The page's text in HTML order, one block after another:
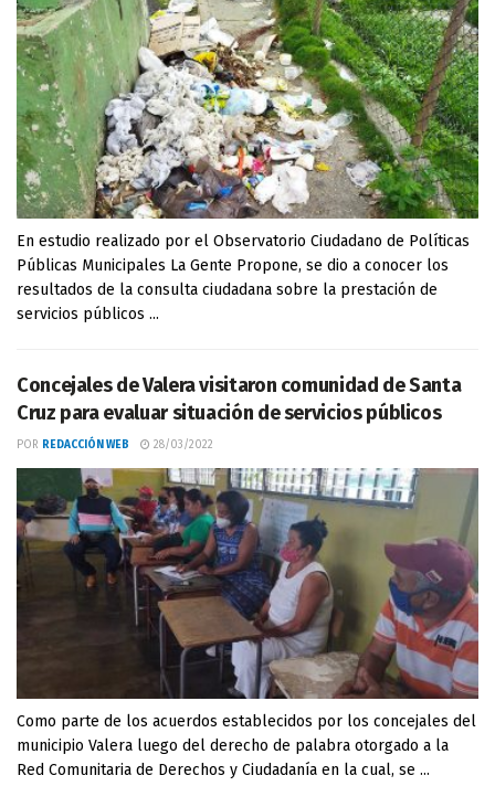
En estudio realizado por el Observatorio Ciudadano de Políticas
Públicas Municipales La Gente Propone, se dio a conocer los
resultados de la consulta ciudadana sobre la prestación de
servicios públicos ...
Concejales de Valera visitaron comunidad de Santa
Cruz para evaluar situación de servicios públicos
POR REDACCIÓN WEB 28/03/2022
Como parte de los acuerdos establecidos por los concejales del
municipio Valera luego del derecho de palabra otorgado a la
Red Comunitaria de Derechos y Ciudadanía en la cual, se ...